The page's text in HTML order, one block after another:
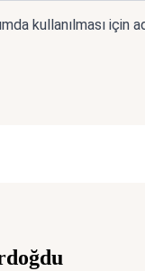
kullanılması